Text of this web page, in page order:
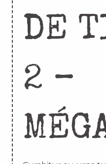
DE
2 –